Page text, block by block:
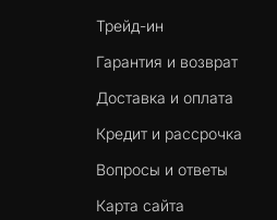
Трейд-ин
Гарантия и возврат
Доставка и оплата
Кредит и рассрочка
Вопросы и ответы
Карта сайта